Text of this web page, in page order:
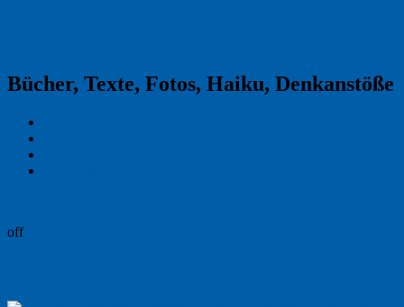
Bücher, Texte, Fotos, Haiku, Denkanstöße
off